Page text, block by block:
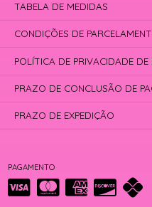
PAGAMENTO
TABELA DE MEDIDAS
CONDIÇÕES DE
POLÍTICA DE PRIVACIDADE
PRAZO DE CONCLUSÃO DE
PRAZO DE EXPEDIÇÃO